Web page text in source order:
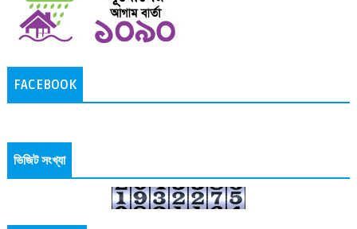
FACEBOOK
ভিজিট সংখ্যা